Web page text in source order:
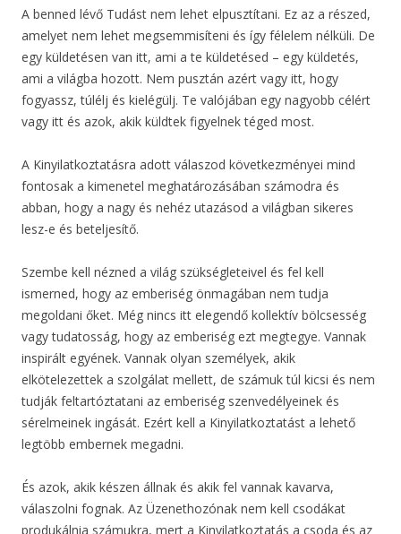
A benned lévő Tudást nem lehet elpusztítani. Ez az a részed,
amelyet nem lehet megsemmisíteni és így félelem nélküli. De
egy küldetésen van itt, ami a te küldetésed – egy küldetés,
ami a világba hozott. Nem pusztán azért vagy itt, hogy
fogyassz, túlélj és kielégülj. Te valójában egy nagyobb célért
vagy itt és azok, akik küldtek figyelnek téged most.
A Kinyilatkoztatásra adott válaszod következményei mind
fontosak a kimenetel meghatározásában számodra és
abban, hogy a nagy és nehéz utazásod a világban sikeres
lesz-e és beteljesítő.
Szembe kell nézned a világ szükségleteivel és fel kell
ismerned, hogy az emberiség önmagában nem tudja
megoldani őket. Még nincs itt elegendő kollektív bölcsesség
vagy tudatosság, hogy az emberiség ezt megtegye. Vannak
inspirált egyének. Vannak olyan személyek, akik
elkötelezettek a szolgálat mellett, de számuk túl kicsi és nem
tudják feltartóztatani az emberiség szenvedélyeinek és
sérelmeinek ingását. Ezért kell a Kinyilatkoztatást a lehető
legtöbb embernek megadni.
És azok, akik készen állnak és akik fel vannak kavarva,
válaszolni fognak. Az Üzenethozónak nem kell csodákat
produkálnia számukra, mert a Kinyilatkoztatás a csoda és az